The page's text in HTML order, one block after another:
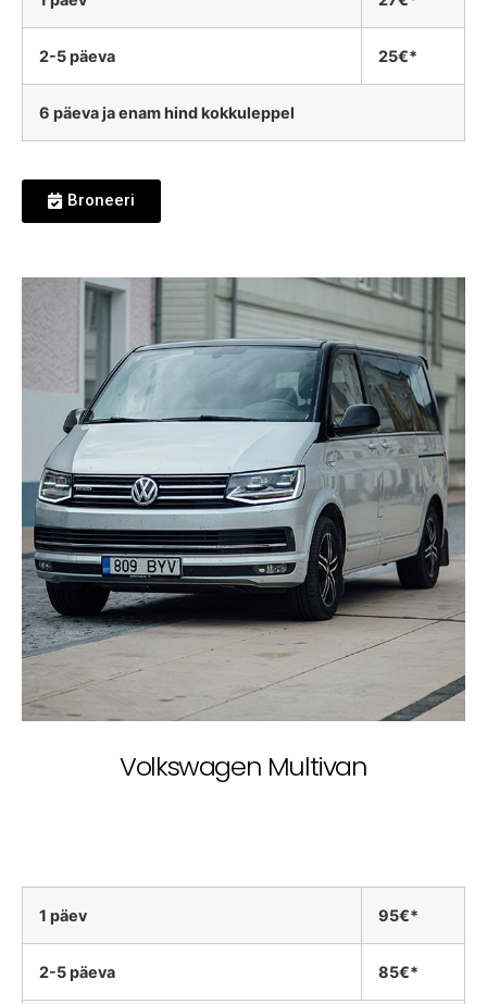
2-5 päeva 25€*
6 päeva ja enam hind kokkuleppel
Broneeri
Volkswagen Multivan
1 päev 95€*
2-5 päeva 85€*